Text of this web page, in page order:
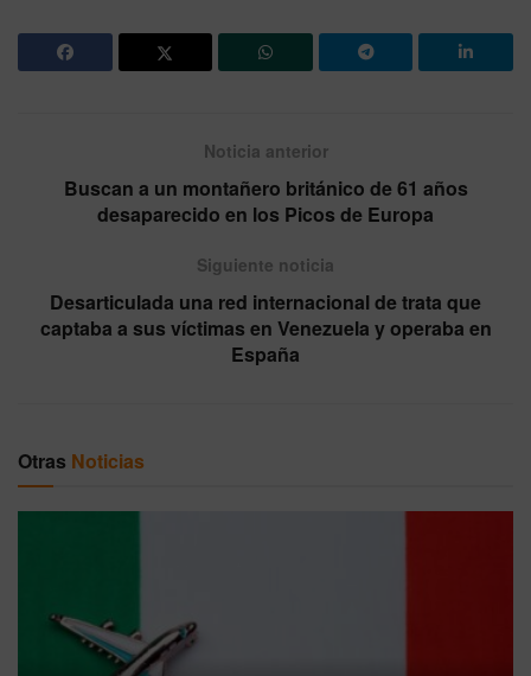
Noticia anterior
Buscan a un montañero británico de 61 años
desaparecido en los Picos de Europa
Siguiente noticia
Desarticulada una red internacional de trata que
captaba a sus víctimas en Venezuela y operaba en
España
Otras Noticias